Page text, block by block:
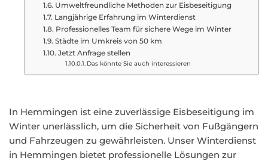
Umweltfreundliche Methoden zur Eisbeseitigung
Langjährige Erfahrung im Winterdienst
Professionelles Team für sichere Wege im Winter
Städte im Umkreis von 50 km
Jetzt Anfrage stellen
Das könnte Sie auch interessieren
In Hemmingen ist eine zuverlässige Eisbeseitigung im
Winter unerlässlich, um die Sicherheit von Fußgängern
und Fahrzeugen zu gewährleisten. Unser Winterdienst
in Hemmingen bietet professionelle Lösungen zur